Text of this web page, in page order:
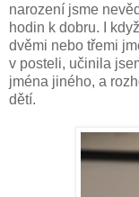
narození jsme
hodin k dobru. I
dvěmi nebo třemi
v posteli, učinila
jména jiného, a
dětí.